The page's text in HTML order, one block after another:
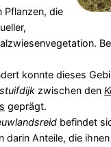
die
konnte dieses
zwischen den
geprägt.
befindet
darin Anteile, die